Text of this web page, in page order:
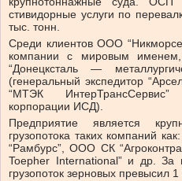
стивидорные услуги по
тыс. тонн.
Среди клиентов ООО
компании с мировым
“Донецксталь —
(генеральный экспедитор
“МТЭК
корпорации ИСД).
Предприятие является
грузопотока таких компаний
“Рамбурс”, ООО СК
Toepher Intеrnational” и др. За
грузопоток зерновых превысил